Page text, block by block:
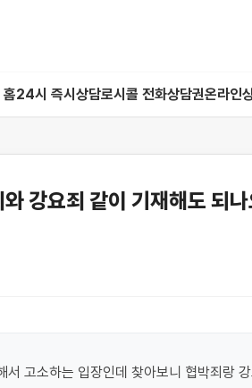
홈24시 즉시상담로시콜 전화상담권온라인
강요죄 같이 기재해도 되
서 고소하는 입장인데 찾아보니 협박죄랑